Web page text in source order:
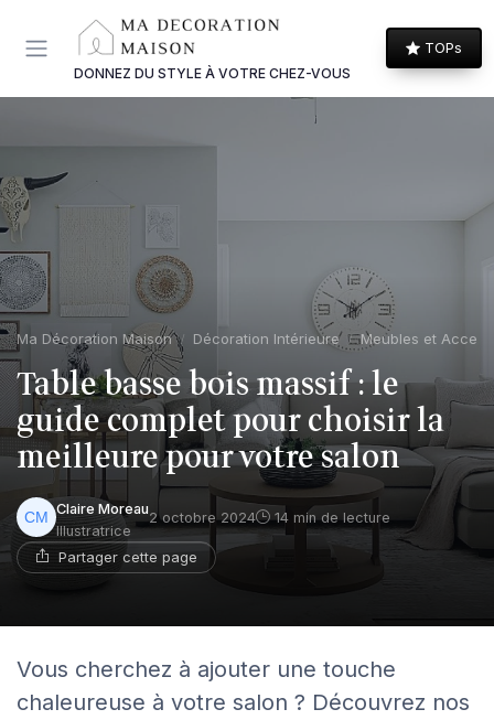
DONNEZ DU STYLE À VOTRE CHEZ-VOUS
TOPs
Ma Décoration Maison Décoration Intérieure Meubles et
Table basse bois massif : le
guide complet pour choisir la
meilleure pour votre salon
Claire Moreau
Illustratrice
2 octobre 2024 14 min de lecture
Partager cette page
Vous cherchez à ajouter une touche
chaleureuse à votre salon ? Découvrez nos
Panneau de gestion des cookies